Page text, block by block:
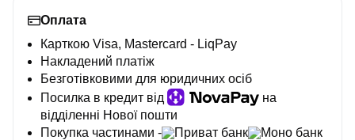
Оплата
Карткою Visa, Mastercard - LiqPay
Накладений платіж
Безготівковими для юридичних осіб
Посилка в кредит від
на
відділенні Нової пошти
Покупка частинами -
Приват банк
Моно банк